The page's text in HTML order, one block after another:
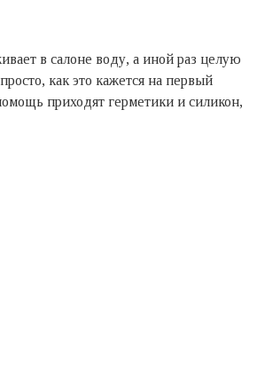
в салоне воду, а иной раз целую
как это кажется на первый
приходят герметики и силикон,